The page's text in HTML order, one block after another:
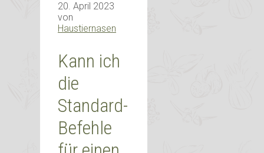
20. April 2023
von
Haustiernasen
Kann ich
die
Standard-
Befehle